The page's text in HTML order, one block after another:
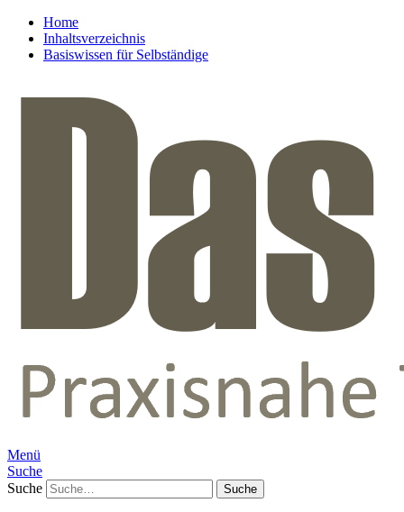
Home
Inhaltsverzeichnis
Basiswissen für Selbständige
Menü
Suche
Suche